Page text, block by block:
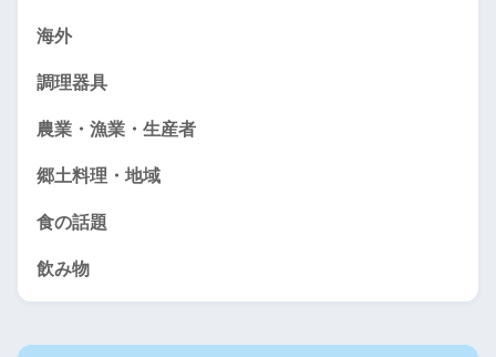
海外
調理器具
農業・漁業・生産者
郷土料理・地域
食の話題
飲み物